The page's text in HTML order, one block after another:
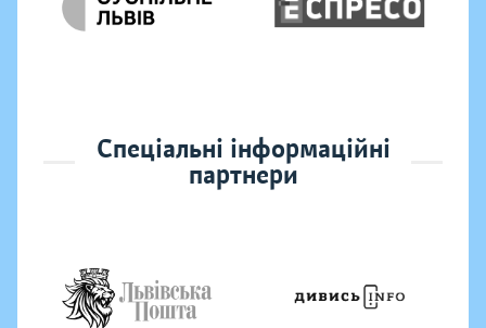
Спеціальні інформаційні
партнери